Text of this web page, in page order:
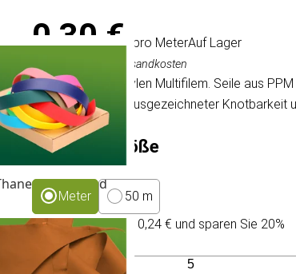
& Gurtband
0,30 €/ pro MeterAuf Lager
Inkl. MwSt., exkl. Versandkosten
Seil aus Polypropylen Multifilem. Seile aus
Wetterfestigkeit, ausgezeichneter Knotbarkeit
Packungsgröße
Meter
50 m
Kaufen Sie 100 für 0,24 € und sparen Sie 20%
Anzahl